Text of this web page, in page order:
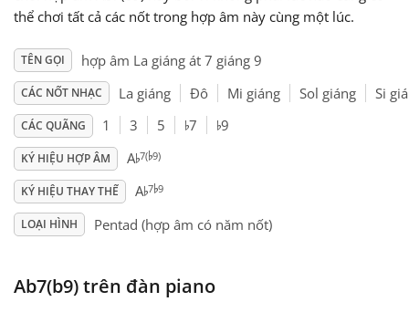
Español
Français
한국어
thể chơi tất cả các nốt trong hợp âm này cùng một lúc.
TÊN GỌI hợp âm La giáng át 7 giáng 9
CÁC NỐT NHẠC La giáng Đô Mi giáng Sol giáng Si
CÁC QUÃNG 1 3 5 ♭7 ♭9
KÝ HIỆU HỢP ÂM A♭7(♭9)
KÝ HIỆU THAY THẾ A♭7♭9
LOẠI HÌNH Pentad (hợp âm có năm nốt)
Ab7(b9) trên đàn piano